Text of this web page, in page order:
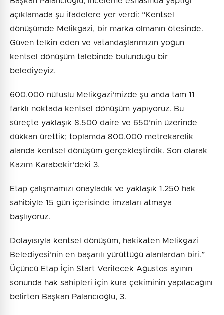
açıklamada şu ifadelere yer verdi: “Kentsel
dönüşümde Melikgazi, bir marka olmanın ötesinde.
Güven telkin eden ve vatandaşlarımızın yoğun
kentsel dönüşüm talebinde bulunduğu bir
belediyeyiz.
600.000 nüfuslu Melikgazi‘mizde şu anda tam 11
farklı noktada kentsel dönüşüm yapıyoruz. Bu
süreçte yaklaşık 8.500 daire ve 650’nin üzerinde
dükkan ürettik; toplamda 800.000 metrekarelik
alanda kentsel dönüşüm gerçekleştirdik. Son olarak
Kazım Karabekir‘deki 3.
Etap çalışmamızı onayladık ve yaklaşık 1.250 hak
sahibiyle 15 gün içerisinde imzaları atmaya
başlıyoruz.
Dolayısıyla kentsel dönüşüm, hakikaten Melikgazi
Belediyesi’nin en başarılı yürüttüğü alanlardan biri.”
Üçüncü Etap İçin Start Verilecek Ağustos ayının
sonunda hak sahipleri için kura çekiminin yapılacağını
belirten Başkan Palancıoğlu, 3.